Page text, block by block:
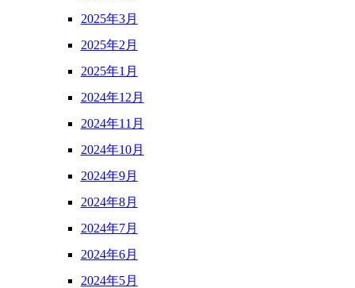
2025年3月
2025年2月
2025年1月
2024年12月
2024年11月
2024年10月
2024年9月
2024年8月
2024年7月
2024年6月
2024年5月